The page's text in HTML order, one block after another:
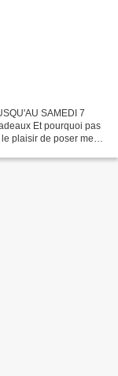
SAMEDI 7
Et pourquoi pas
plaisir de poser mes